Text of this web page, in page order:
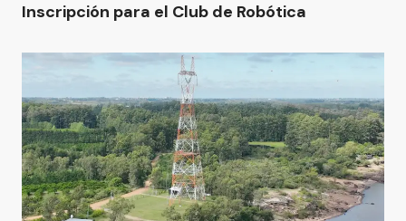
Inscripción para el Club de Robótica